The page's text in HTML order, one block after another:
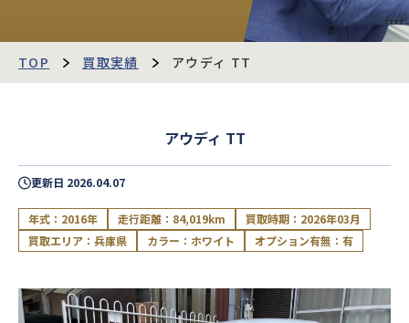
運営会社
最強買取マガジン
TOP 買取実績 アウディ TT
アウディ TT
更新日 2026.04.07
年式：2016年 走行距離：84,019km
買取時期：2026年03月
買取エリア：兵庫県
カラー：ホワイト オプション有無：有